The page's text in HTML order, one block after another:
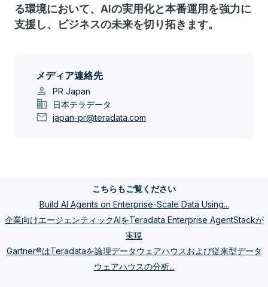
る環境において、AIの実用化と本番運用を強力に
支援し、ビジネスの未来を切り拓きます。
メディア連絡先
person PR Japan
domain 日本テラデータ
mail japan-pr@teradata.com
こちらもご覧ください
Build AI Agents on Enterprise-Scale Data Using...
企業向けエージェンティックAIをTeradata Enterprise AgentStackが
実現
Gartner®はTeradataを論理データウェアハウスおよび従来型データ
ウェアハウスの分析...